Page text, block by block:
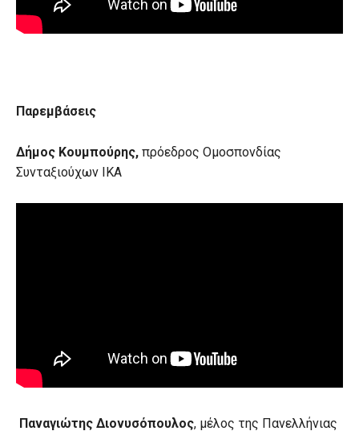
Παρεμβάσεις
Δήμος Κουμπούρης, πρόεδρος Ομοσπονδίας
Συνταξιούχων ΙΚΑ
Παναγιώτης Διονυσόπουλος, μέλος της Πανελλήνιας